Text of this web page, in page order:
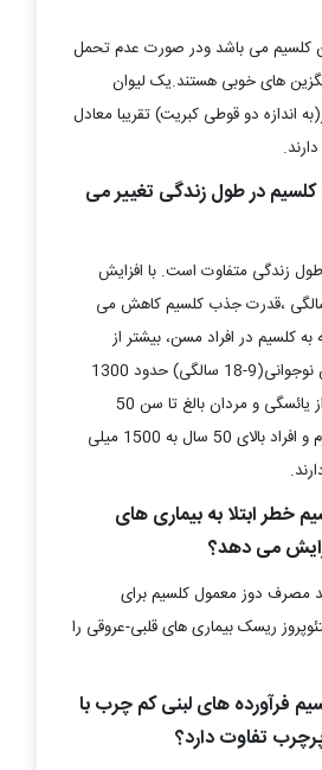
کلسیم می باشد ودر صورت عدم تحمل
های خوبی هستند.یک لیوان
اندازه دو قوطی کبریت) تقریبا معادل
کلسیم در طول زندگی تغییر می
زندگی متفاوت است. با افزایش
بعد از 50 سالگی ،قدرت جذب کلسیم کاهش می
به کلسیم در افراد مسن، بیشتر از
جوانان است. در سنین نوجوانی(9-18 سالگی) حدود 1300
میلی گرم، زنان پیش از یائسگی و مردان بالغ تا سن 50
سالگی 1000 میلی گرم و افراد بالای 50 سال به 1500 میلی
ابتلا به بیماری های
می دهد؟
مصرف دوز معمول کلسیم برای
ریسک بیماری های قلبی-عروقی را
فرآورده های لبنی کم چرب با
تفاوت دارد؟